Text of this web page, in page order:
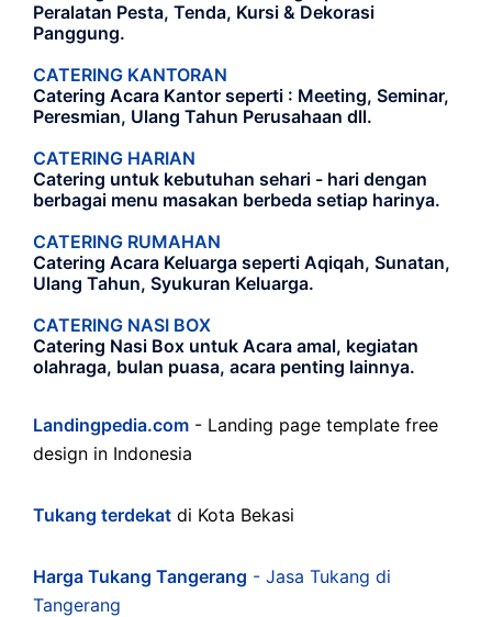
Peralatan Pesta, Tenda, Kursi & Dekorasi
Panggung.
CATERING KANTORAN
Catering Acara Kantor seperti : Meeting, Seminar,
Peresmian, Ulang Tahun Perusahaan dll.
CATERING HARIAN
Catering untuk kebutuhan sehari - hari dengan
berbagai menu masakan berbeda setiap harinya.
CATERING RUMAHAN
Catering Acara Keluarga seperti Aqiqah, Sunatan,
Ulang Tahun, Syukuran Keluarga.
CATERING NASI BOX
Catering Nasi Box untuk Acara amal, kegiatan
olahraga, bulan puasa, acara penting lainnya.
Landingpedia.com - Landing page template free
design in Indonesia
Tukang terdekat di Kota Bekasi
Harga Tukang Tangerang - Jasa Tukang di
Tangerang